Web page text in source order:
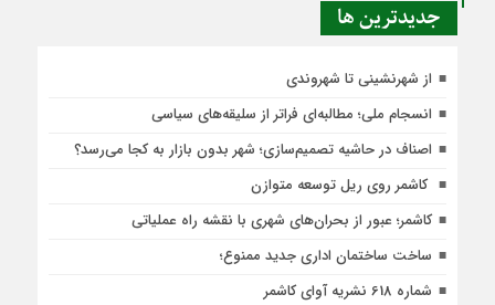
جديدترين ها
از شهرنشینی تا شهروندی
انسجام ملی؛ مطالبه‌ای فراتر از سلیقه‌های سیاسی
اصناف در حاشیه تصمیم‌سازی؛ شهر بدون بازار به کجا می‌رسد؟
کاشمر روی ریل توسعه متوازن
کاشمر؛ عبور از بحران‌های شهری با نقشه راه عملیاتی
ساخت ساختمان اداری جدید ممنوع؛
شماره 618 نشریه آوای کاشمر